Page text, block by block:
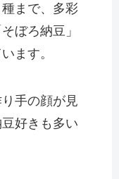
まで、多彩
ぼろ納豆」
ます。
手の顔が見
好きも多い